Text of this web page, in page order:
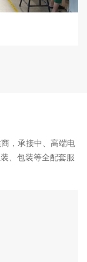
，承接中、高端电
、包装等全配套服